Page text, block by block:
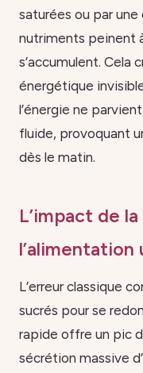
saturées ou par
nutriments peinent
s’accumulent. Cela
énergétique
l’énergie ne
fluide, provoquant
dès le matin.
L’impact de
L’erreur classique
sucrés pour se
rapide offre un pic
sécrétion massive